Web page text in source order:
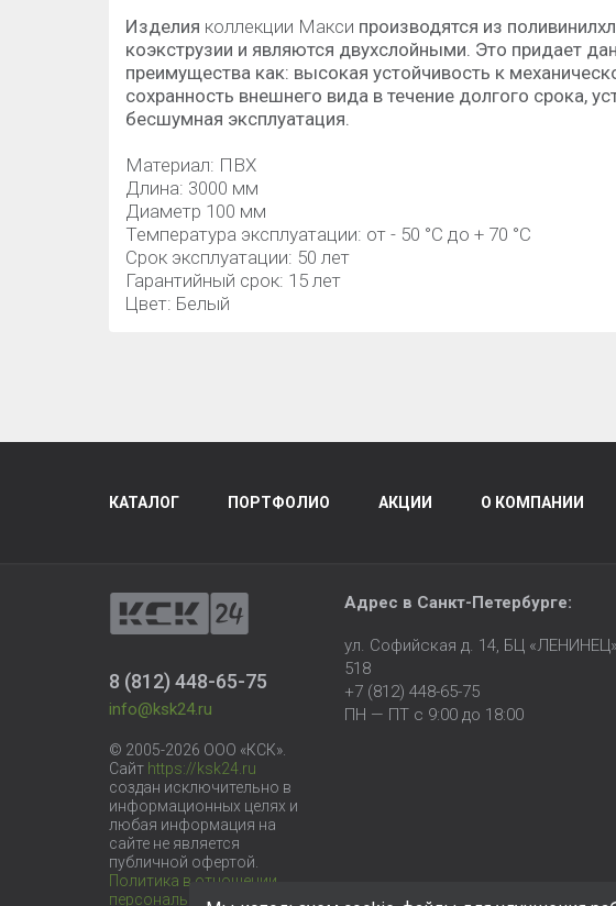
Изделия коллекции Макси производятся из
коэкструзии и являются двухслойными. Это придает
преимущества как: высокая устойчивость к
сохранность внешнего вида в течение долгого срока,
бесшумная эксплуатация.
Материал: ПВХ
Длина: 3000 мм
Диаметр 100 мм
Температура эксплуатации: от - 50 °C до + 70 °C
Срок эксплуатации: 50 лет
Гарантийный срок: 15 лет
Цвет: Белый
КАТАЛОГ ПОРТФОЛИО АКЦИИ О КОМПАНИИ
8 (812) 448-65-75
info@ksk24.ru
© 2005-2026 ООО «КСК».
Сайт https://ksk24.ru
создан исключительно в
информационных целях и
любая информация на
сайте не является
публичной офертой.
Политика в отношении
персональных данных
Адрес в Санкт-Петербурге:
ул. Софийская д. 14, БЦ
518
+7 (812) 448-65-75
ПН — ПТ с 9:00 до 18:00